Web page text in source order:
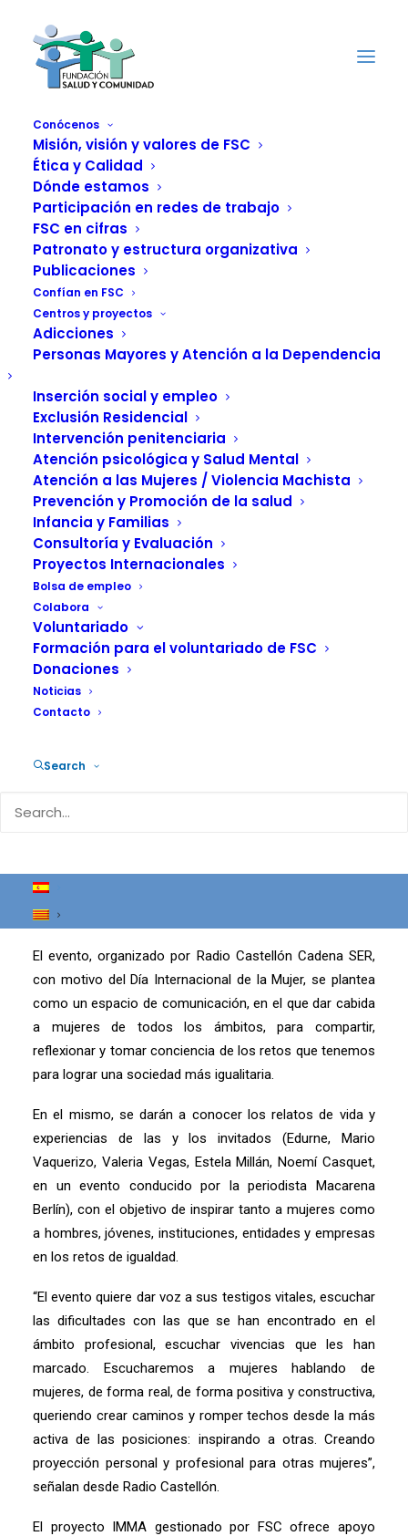
Conócenos
Misión, visión y valores de FSC
Ética y Calidad
Dónde estamos
Participación en redes de trabajo
FSC en cifras
Patronato y estructura organizativa
Publicaciones
Confían en FSC
Centros y proyectos
Adicciones
Personas Mayores y Atención a la Dependencia
Inserción social y empleo
Exclusión Residencial
Intervención penitenciaria
Atención psicológica y Salud Mental
Atención a las Mujeres / Violencia Machista
Prevención y Promoción de la salud
Infancia y Familias
Consultoría y Evaluación
Proyectos Internacionales
Bolsa de empleo
Colabora
Voluntariado
Formación para el voluntariado de FSC
Donaciones
Noticias
Contacto
Search
Radio Castellón
Cadena SER organiza
el evento "Con Voz de
Mujer" cuyos
beneficios se
destinarán al
Programa IMMA de
FSC
23 FEBRERO, 2022 IN ACTUALIDAD
EMPLEO,MUJER | BYFUNDACIÓN SALUD Y COMUNIDAD
El próximo día 2 de marzo, de 17:30 a
20:30, el Paraninfo de la Universidad
Jaume I de Castelló, acogerá un evento,
IMMA, gestionado y dirigido por la
El evento, organizado por Radio Castellón Cadena SER,
con motivo del Día Internacional de la Mujer, se plantea
como un espacio de comunicación, en el que dar cabida
a mujeres de todos los ámbitos, para compartir,
reflexionar y tomar conciencia de los retos que tenemos
para lograr una sociedad más igualitaria.
En el mismo, se darán a conocer los relatos de vida y
experiencias de las y los invitados (Edurne, Mario
Vaquerizo, Valeria Vegas, Estela Millán, Noemí Casquet,
en un evento conducido por la periodista Macarena
Berlín), con el objetivo de inspirar tanto a mujeres como
a hombres, jóvenes, instituciones, entidades y empresas
en los retos de igualdad.
“El evento quiere dar voz a sus testigos vitales, escuchar
las dificultades con las que se han encontrado en el
ámbito profesional, escuchar vivencias que les han
marcado. Escucharemos a mujeres hablando de
mujeres, de forma real, de forma positiva y constructiva,
queriendo crear caminos y romper techos desde la más
activa de las posiciones: inspirando a otras. Creando
proyección personal y profesional para otras mujeres”,
señalan desde Radio Castellón.
El proyecto IMMA gestionado por FSC ofrece apoyo